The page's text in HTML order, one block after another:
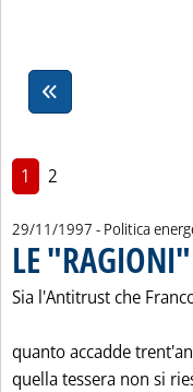
1 2
29/11/1997 - Politica
LE
Sia l'Antitrust che
quanto accadde
quella tessera non si